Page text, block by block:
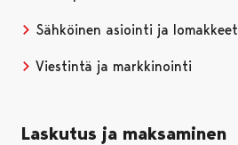
Sähköinen asiointi ja lomakkeet
Viestintä ja markkinointi
Laskutus ja maksaminen